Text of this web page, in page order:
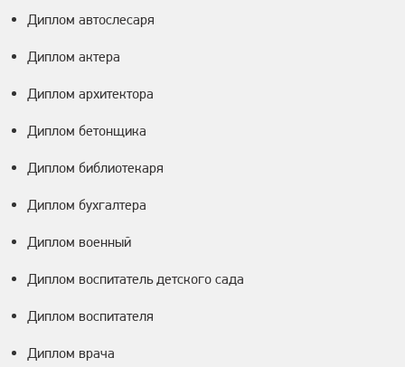
Диплом автослесаря
Диплом актера
Диплом архитектора
Диплом бетонщика
Диплом библиотекаря
Диплом бухгалтера
Диплом военный
Диплом воспитатель детского сада
Диплом воспитателя
Диплом врача